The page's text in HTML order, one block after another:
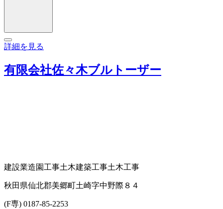
詳細を見る
有限会社佐々木ブルトーザー
建設業造園工事土木建築工事土木工事
秋田県仙北郡美郷町土崎字中野際８４
(F専) 0187-85-2253